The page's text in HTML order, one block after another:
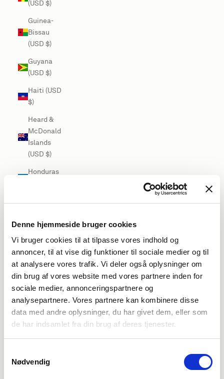
Denne hjemmeside bruger cookies
Vi bruger cookies til at tilpasse vores indhold og
annoncer, til at vise dig funktioner til sociale medier og til
at analysere vores trafik. Vi deler også oplysninger om
din brug af vores website med vores partnere inden for
sociale medier, annonceringspartnere og
analysepartnere. Vores partnere kan kombinere disse
data med andre oplysninger, du har givet dem, eller som
de har indsamlet fra din brug af deres tjenester.
Nødvendig
(USD $)
Guinea-
Bissau
(USD $)
Guyana
(USD $)
Haiti (USD
$)
Heard &
McDonald
Islands
(USD $)
Honduras
$)
Hungary
(EUR €)
Iceland
(USD $)
India (USD
$)
Indonesia
(USD $)
Iraq (USD